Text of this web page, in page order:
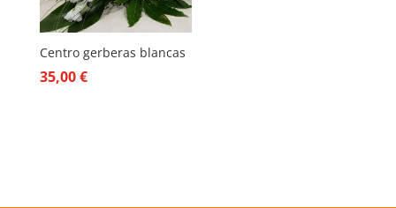
Centro gerberas blancas
35,00€